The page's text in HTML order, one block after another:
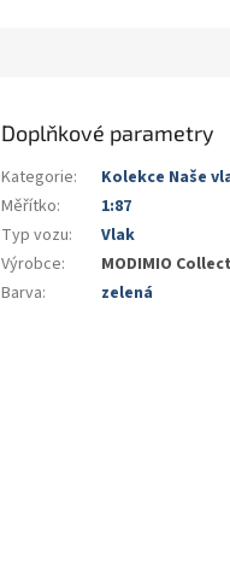
Doplňkové parametry
Kategorie:
Kolekce Naše
Měřítko:
1:87
Typ vozu:
Vlak
Výrobce:
MODIMIO
Barva: zelená